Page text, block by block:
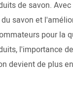
de savon.
savon et
pour la
l'importance
devient de plus